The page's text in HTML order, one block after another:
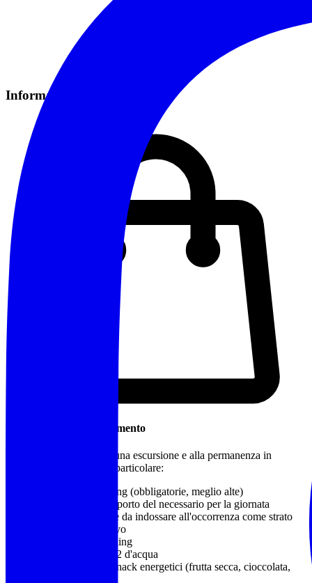
Informazioni Pratiche
Cosa Portare / Abbigliamento
Abbigliamento idoneo a una escursione e alla permanenza in
montagna o in natura, in particolare:
Calzature da trekking (obbligatorie, meglio alte)
Zaino adatto al trasporto del necessario per la giornata
Capo impermeabile da indossare all'occorrenza come strato
più esterno protettivo
Bastoncini da trekking
Almeno 1 litro e 1/2 d'acqua
Pranzo al sacco e snack energetici (frutta secca, cioccolata,